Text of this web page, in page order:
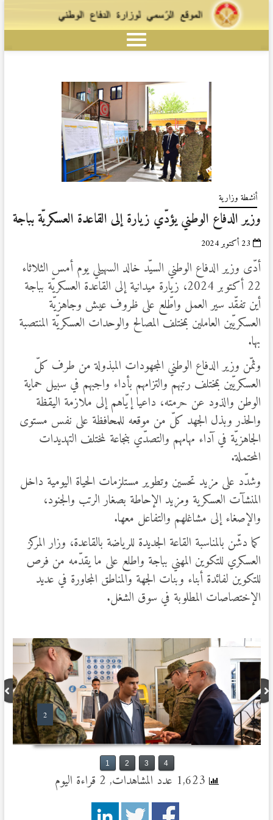
أنشطة وزارية
وزير الدفاع الوطني يؤدّي زيارة إلى القاعدة العسكريّة بباجة
23 أكتوبر 2024
أدّى وزير الدفاع الوطني السيّد خالد السهيلي يوم أمس الثلاثاء
22 أكتوبر 2024، زيارة ميدانية إلى القاعدة العسكريّة بباجة
أين تفقّد سير العمل واطّلع على ظروف عيش وجاهزيّة
العسكريّين العاملين بمختلف المصالح والوحدات العسكريّة المنتصبة
بها.
وثمّن وزير الدفاع الوطني المجهودات المبذولة من طرف كلّ
العسكريّين بمختلف رتبهم والتزامهم بأداء واجبهم في سبيل حماية
الوطن والذود عن حرمته، داعيا إيّاهم إلى ملازمة اليقظة
والحذر وبذل الجهد كلّ من موقعه للمحافظة على نفس مستوى
الجاهزيّة في آداء مهامهم والتصدّي بنجاعة لمختلف التهديدات
المحتملة.
وشدّد على مزيد تحسين وتطوير مستلزمات الحياة اليومية داخل
المنشآت العسكرية ومزيد الإحاطة بصغار الرتب والجنود،
والإصغاء إلى مشاغلهم والتفاعل معها.
كما دشّن بالمناسبة القاعة الجديدة للرياضة بالقاعدة، وزار المركز
العسكري للتكوين المهني بباجة واطلع على ما يقدّمه من فرص
للتكوين لفائدة أبناء وبنات الجهة والمناطق المجاورة في عديد
الإختصاصات المطلوبة في سوق الشغل.
2
1 2 3 4